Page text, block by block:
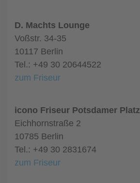
D. Machts Lounge
Voßstr. 34-35
10117 Berlin
Tel.: +49 30 20644522
zum Friseur
icono Friseur Potsdamer Platz
Eichhornstraße 2
10785 Berlin
Tel.: +49 30 2831674
zum Friseur